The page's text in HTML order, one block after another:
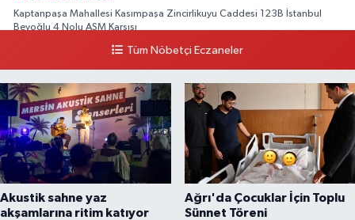
Kaptanpaşa Mahallesi Kasımpaşa Zincirlikuyu Caddesi 123B İstanbul
Beyoğlu 4 Nolu ASM Karşısı
Yol Tarifi Al
Tüm Nöbetçi Eczaneler
Akustik sahne yaz
akşamlarına ritim katıyor
Ağrı'da Çocuklar İçin Toplu
Sünnet Töreni